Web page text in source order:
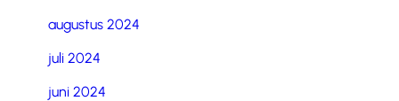
augustus 2024
juli 2024
juni 2024